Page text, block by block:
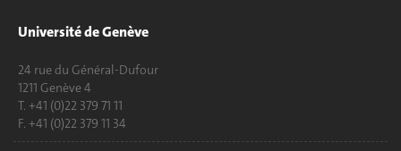
Université de Genève
24 rue du Général-Dufour
1211 Genève 4
T. +41 (0)22 379 71 11
F. +41 (0)22 379 11 34